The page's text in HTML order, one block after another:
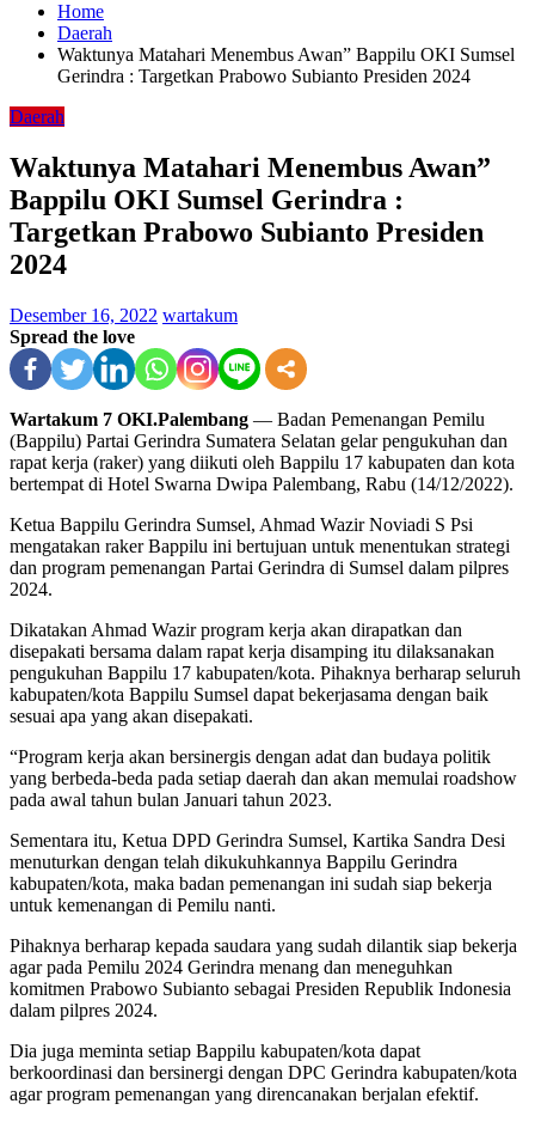
Home
Daerah
Waktunya Matahari Menembus Awan” Bappilu OKI Sumsel
Gerindra : Targetkan Prabowo Subianto Presiden 2024
Daerah
Waktunya Matahari Menembus Awan”
Bappilu OKI Sumsel Gerindra :
Targetkan Prabowo Subianto Presiden
2024
Desember 16, 2022 wartakum
Spread the love
Wartakum 7 OKI.Palembang — Badan Pemenangan Pemilu
(Bappilu) Partai Gerindra Sumatera Selatan gelar pengukuhan dan
rapat kerja (raker) yang diikuti oleh Bappilu 17 kabupaten dan kota
bertempat di Hotel Swarna Dwipa Palembang, Rabu (14/12/2022).
Ketua Bappilu Gerindra Sumsel, Ahmad Wazir Noviadi S Psi
mengatakan raker Bappilu ini bertujuan untuk menentukan strategi
dan program pemenangan Partai Gerindra di Sumsel dalam pilpres
2024.
Dikatakan Ahmad Wazir program kerja akan dirapatkan dan
disepakati bersama dalam rapat kerja disamping itu dilaksanakan
pengukuhan Bappilu 17 kabupaten/kota. Pihaknya berharap seluruh
kabupaten/kota Bappilu Sumsel dapat bekerjasama dengan baik
sesuai apa yang akan disepakati.
“Program kerja akan bersinergis dengan adat dan budaya politik
yang berbeda-beda pada setiap daerah dan akan memulai roadshow
pada awal tahun bulan Januari tahun 2023.
Sementara itu, Ketua DPD Gerindra Sumsel, Kartika Sandra Desi
menuturkan dengan telah dikukuhkannya Bappilu Gerindra
kabupaten/kota, maka badan pemenangan ini sudah siap bekerja
untuk kemenangan di Pemilu nanti.
Pihaknya berharap kepada saudara yang sudah dilantik siap bekerja
agar pada Pemilu 2024 Gerindra menang dan meneguhkan
komitmen Prabowo Subianto sebagai Presiden Republik Indonesia
dalam pilpres 2024.
Dia juga meminta setiap Bappilu kabupaten/kota dapat
berkoordinasi dan bersinergi dengan DPC Gerindra kabupaten/kota
agar program pemenangan yang direncanakan berjalan efektif.